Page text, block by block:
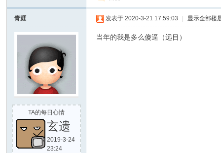
青涯
TA的每日心情
玄遗
2019-3-24
23:24
发表于 2020-3-21 17:59:03 显示全部楼
当年的我是多么傻逼（远目）